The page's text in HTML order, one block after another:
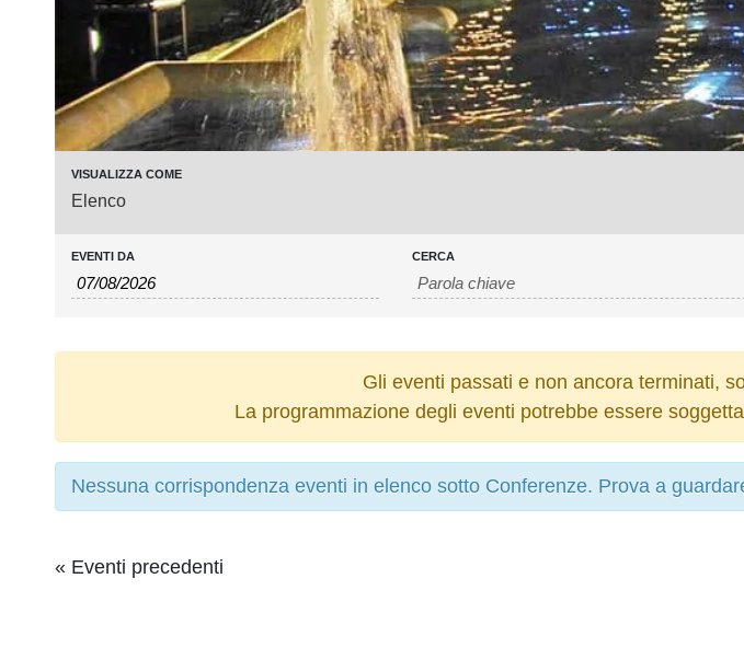
Event
Navigation
VISUALIZZA COME
Elenco
EVENTI DA CERCA
Gli eventi passati e non ancora terminati,
La programmazione degli eventi potrebbe essere
Nessuna corrispondenza eventi in elenco sotto Conferenze. Prova a
Elenco
Navigazione
Elenco
« Eventi precedenti